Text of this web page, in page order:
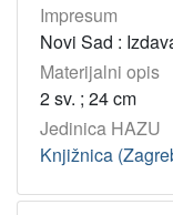
Impresum
Novi Sad :
Materijalni opis
2 sv. ; 24 cm
Jedinica HAZU
Knjižnica